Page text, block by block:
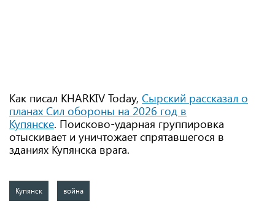
Как писал KHARKIV Today, Сырский рассказал о
планах Сил обороны на 2026 год в
Купянске. Поисково-ударная группировка
отыскивает и уничтожает спрятавшегося в
зданиях Купянска врага.
Купянск война